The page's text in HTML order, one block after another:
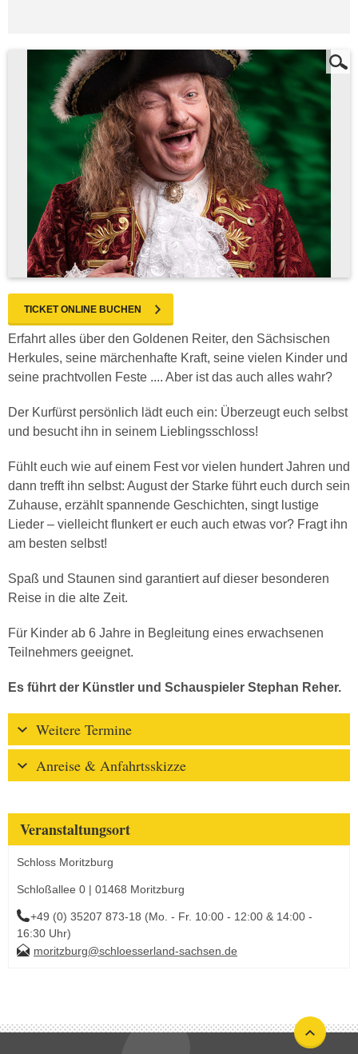
TICKET ONLINE BUCHEN
Erfahrt alles über den Goldenen Reiter, den Sächsischen
Herkules, seine märchenhafte Kraft, seine vielen Kinder und
seine prachtvollen Feste .... Aber ist das auch alles wahr?
Der Kurfürst persönlich lädt euch ein: Überzeugt euch selbst
und besucht ihn in seinem Lieblingsschloss!
Fühlt euch wie auf einem Fest vor vielen hundert Jahren und
dann trefft ihn selbst: August der Starke führt euch durch sein
Zuhause, erzählt spannende Geschichten, singt lustige
Lieder – vielleicht flunkert er euch auch etwas vor? Fragt ihn
am besten selbst!
Spaß und Staunen sind garantiert auf dieser besonderen
Reise in die alte Zeit.
Für Kinder ab 6 Jahre in Begleitung eines erwachsenen
Teilnehmers geeignet.
Es führt der Künstler und Schauspieler Stephan Reher.
Weitere Termine
Anreise & Anfahrtsskizze
Veranstaltungsort
Schloss Moritzburg
Schloßallee 0 | 01468 Moritzburg
+49 (0) 35207 873-18 (Mo. - Fr. 10:00 - 12:00 & 14:00 -
16:30 Uhr)
moritzburg@schloesserland-sachsen.de